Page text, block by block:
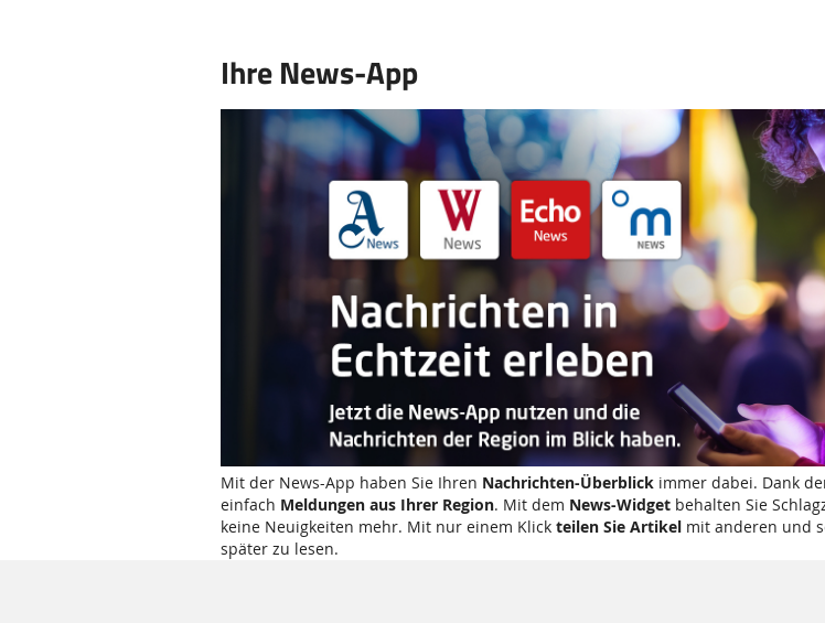
Ihre News-App
Mit der News-App haben Sie Ihren Nachrichten-Überblick immer dabei. Dank
einfach Meldungen aus Ihrer Region. Mit dem News-Widget behalten Sie
keine Neuigkeiten mehr. Mit nur einem Klick teilen Sie Artikel mit anderen und
später zu lesen.